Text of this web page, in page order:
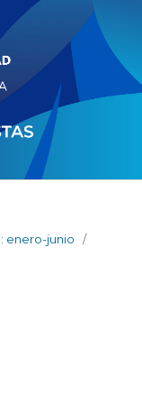
enero-junio
/